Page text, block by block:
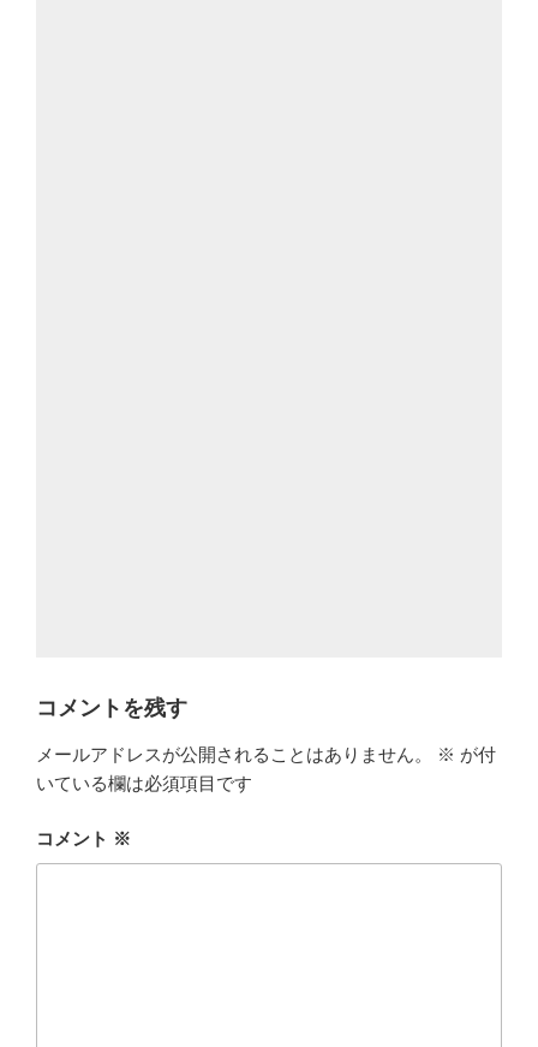
コメントを残す
メールアドレスが公開されることはありません。 ※ が付
いている欄は必須項目です
コメント ※